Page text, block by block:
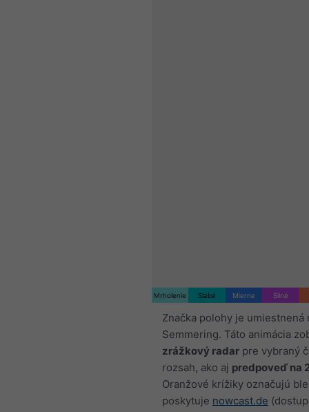
Mrholenie Slabé Mierne Silné
Značka polohy je umiestnená
Semmering. Táto animácia
zrážkový radar pre vybraný
rozsah, ako aj predpoveď na
Oranžové krížiky označujú
poskytuje nowcast.de